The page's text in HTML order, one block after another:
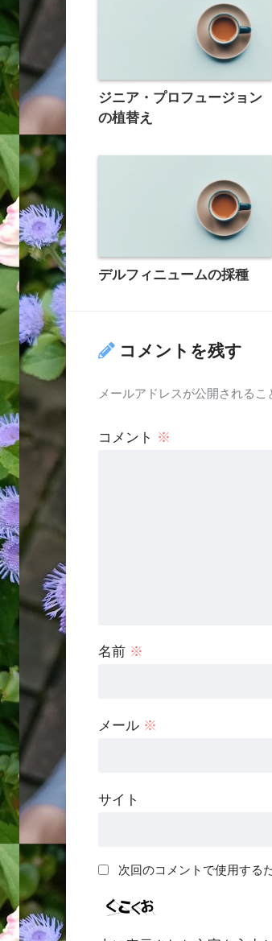
ジニア・プロフュージョン
の植替え
デルフィニュームの採種
コメントを残す
メールアドレスが公開されるこ
コメント ※
名前 ※
メール ※
サイト
次回のコメントで使用する